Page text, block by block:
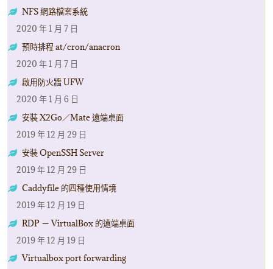
NFS 網路檔案系統
2020 年 1 月 7 日
預時排程 at/cron/anacron
2020 年 1 月 7 日
啟用防火牆 UFW
2020 年 1 月 6 日
安裝 X2Go／Mate 遠端桌面
2019 年 12 月 29 日
安裝 OpenSSH Server
2019 年 12 月 29 日
Caddyfile 的四種使用情境
2019 年 12 月 19 日
RDP － VirtualBox 的遠端桌面
2019 年 12 月 19 日
Virtualbox port forwarding